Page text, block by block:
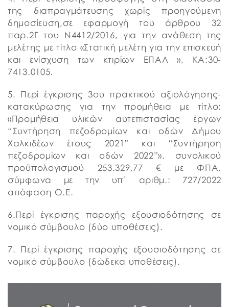
της διαπραγμάτευσης χωρίς προηγούμενη
δημοσίευση,σε εφαρμογή του άρθρου 32
παρ.2Γ του Ν4412/2016, για την ανάθεση της
μελέτης με τίτλο «Στατική μελέτη για την επισκευή
και ενίσχυση των κτιρίων ΕΠΑΛ », ΚΑ:30-
7413.0105.
5. Περί έγκρισης 3ου πρακτικού αξιολόγησης-
κατακύρωσης για την προμήθεια με τίτλο:
«Προμήθεια υλικών αυτεπιστασίας έργων
“Συντήρηση πεζοδρομίων και οδών Δήμου
Χαλκιδέων έτους 2021” και “Συντήρηση
πεζοδρομίων και οδών 2022”», συνολικού
προϋπολογισμού 253.329,77 € με ΦΠΑ,
σύμφωνα με την υπ΄ αριθμ.: 727/2022
απόφαση Ο.Ε.
6.Περί έγκρισης παροχής εξουσιοδότησης σε
νομικό σύμβουλο (δύο υποθέσεις).
7. Περί έγκρισης παροχής εξουσιοδότησης σε
νομικό σύμβουλο (δώδεκα υποθέσεις).